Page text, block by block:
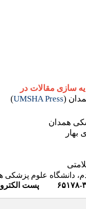
سازی مقالات در
(
UMSHA Press
)
همدان
بهار
دانشگاه علوم پزشکی
پست